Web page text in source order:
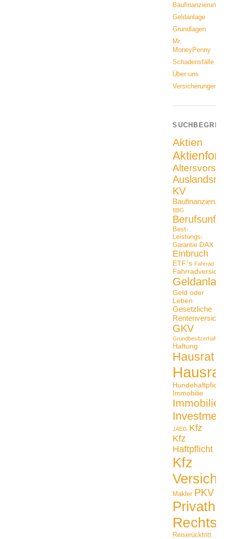
Baufinanzierung
Geldanlage
Grundlagen
Mr.
MoneyPenny
Schadensfälle
Über uns
Versicherungen
Aktien
KV
Baufinanzierung
BBG
Best-
Leistungs-
Garantie DAX
Einbruch
ETF´s Fahrrad
Geld oder
Leben
Gesetzliche
GKV
Haftung
Hausrat
Hundehaftpficht
Immobilie
JAEG Kfz
Kfz
Haftpflicht
Kfz
Makler PKV
Reiserücktritt